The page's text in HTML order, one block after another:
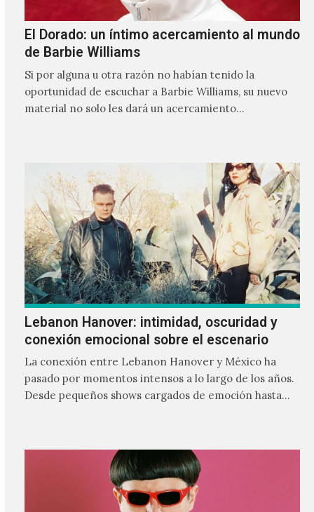
El Dorado: un íntimo acercamiento al mundo
de Barbie Williams
Si por alguna u otra razón no habían tenido la
oportunidad de escuchar a Barbie Williams, su nuevo
material no solo les dará un acercamiento…
Lebanon Hanover: intimidad, oscuridad y
conexión emocional sobre el escenario
La conexión entre Lebanon Hanover y México ha
pasado por momentos intensos a lo largo de los años.
Desde pequeños shows cargados de emoción hasta
mezcla de post-punk, coldwave y letras
profundamente melancólicas.